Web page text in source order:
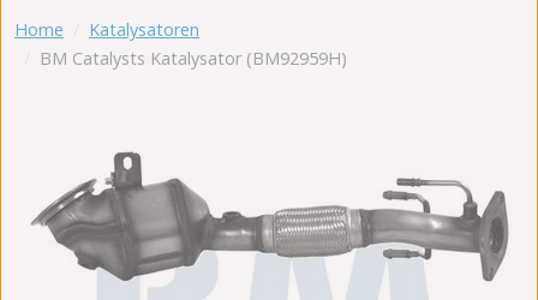
Home
Katalysatoren
BM Catalysts Katalysator (BM92959H)